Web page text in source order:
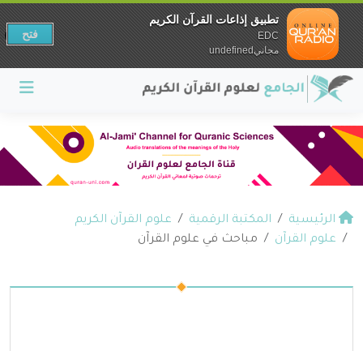
الرئيسية المكتبة الرقمية
علوم القرآن الكريم
علوم القرآن
مباحث في علوم القرآن
تطبيق إذاعات القرآن الكريم
EDC
مجانيundefined
فتح